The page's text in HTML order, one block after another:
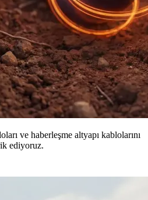
ve haberleşme altyapı kablolarını
ediyoruz.